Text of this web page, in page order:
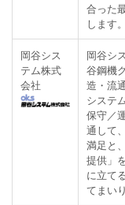
合った
します。
岡谷シス
テム株式
会社
岡谷シ
谷鋼機
造・流
システ
保守／
通して
満足と
提供」
に立て
てまい